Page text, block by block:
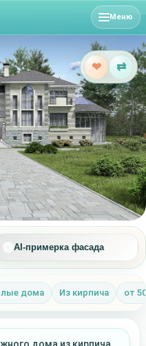
Меню
AI-примерка фасада
дома Из кирпича от
❤ ⇄